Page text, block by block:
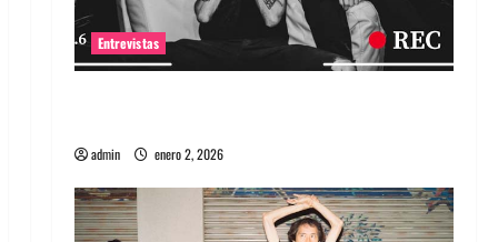
Entrevistas
admin enero 2, 2026